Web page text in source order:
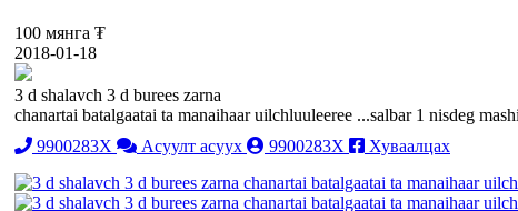
100 мянга ₮
2018-01-18
3 d shalavch 3 d burees zarna
chanartai batalgaatai ta manaihaar uilchluuleeree ...salbar 1 nisdeg
9900283X
Асуулт асуух 9900283X Хуваалцах